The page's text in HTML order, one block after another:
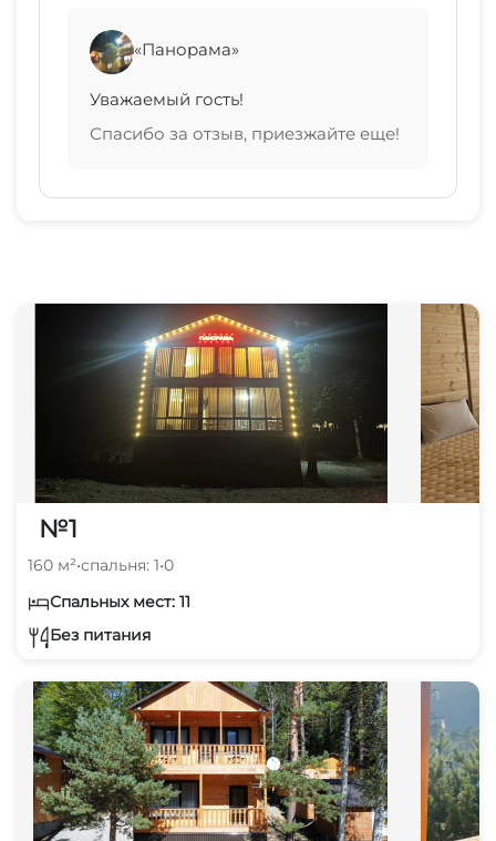
«Панорама»
Уважаемый гость!
Спасибо за отзыв, приезжайте еще!
№1
160 м²•спальня: 1•0
Спальных мест: 11
Без питания